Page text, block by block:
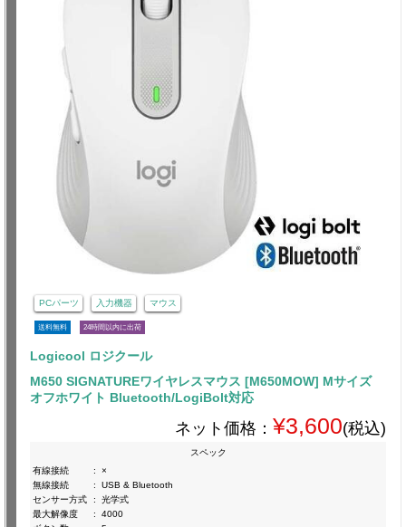
PCパーツ 入力機器 マウス
送料無料 24時間以内に出荷
Logicool ロジクール
M650 SIGNATUREワイヤレスマウス [M650MOW] Mサイズ
オフホワイト Bluetooth/LogiBolt対応
ネット価格： ¥3,600(税込)
スペック
有線接続
:
×
無線接続
:
USB & Bluetooth
センサー方式
:
光学式
最大解像度
:
4000